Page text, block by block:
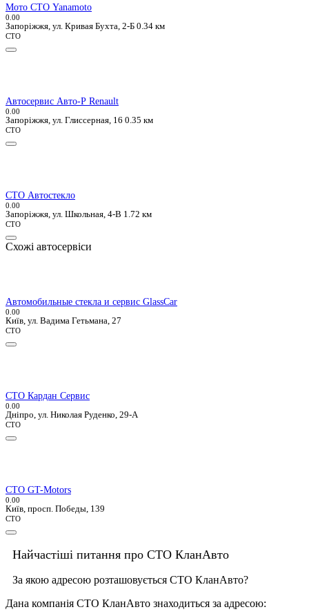
Мото СТО Yanamoto
0.00
Запоріжжя, ул. Кривая Бухта, 2-Б 0.34 км
СТО
Автосервис Авто-Р Renault
0.00
Запоріжжя, ул. Глиссерная, 16 0.35 км
СТО
СТО Автостекло
0.00
Запоріжжя, ул. Школьная, 4-В 1.72 км
СТО
Схожі автосервіси
Автомобильные стекла и сервис GlassCar
0.00
Київ, ул. Вадима Гетьмана, 27
СТО
СТО Кардан Сервис
0.00
Дніпро, ул. Николая Руденко, 29-А
СТО
СТО GT-Motors
0.00
Київ, просп. Победы, 139
СТО
Найчастіші питання про СТО КланАвто
За якою адресою розташовується СТО КланАвто?
Дана компанія СТО КланАвто знаходиться за адресою: